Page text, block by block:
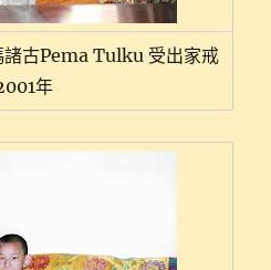
諸古Pema Tulku 受出家戒
年